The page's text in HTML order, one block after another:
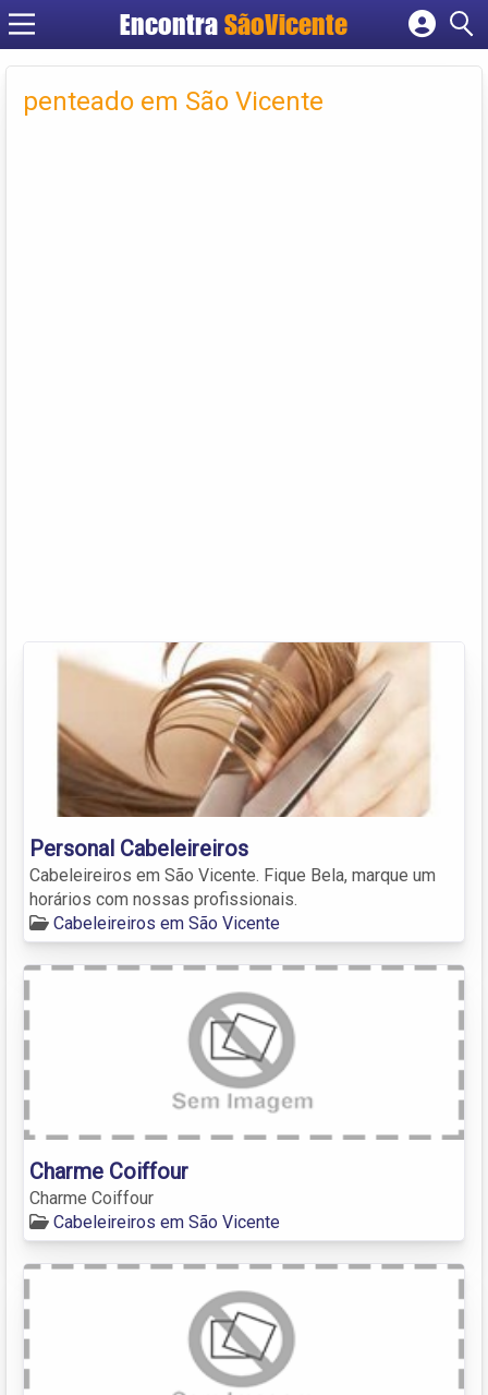
Encontra SãoVicente
Cadastrar empresa
Criar conta
penteado em São Vicente
Personal Cabeleireiros
Cabeleireiros em São Vicente. Fique Bela, marque um
horários com nossas profissionais.
Cabeleireiros em São Vicente
Charme Coiffour
Charme Coiffour
Cabeleireiros em São Vicente